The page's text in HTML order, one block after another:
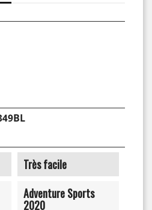
Très facile
Adventure Sports
2020